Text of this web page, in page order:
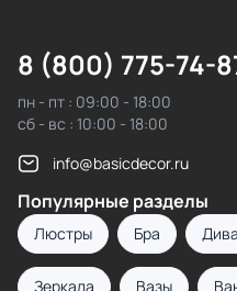
8 (800) 775-74-
пн - пт : 09:00 - 18:00
сб - вс : 10:00 - 18:00
info@basicdecor.ru
Популярные разделы
Люстры Бра
Зеркала Вазы